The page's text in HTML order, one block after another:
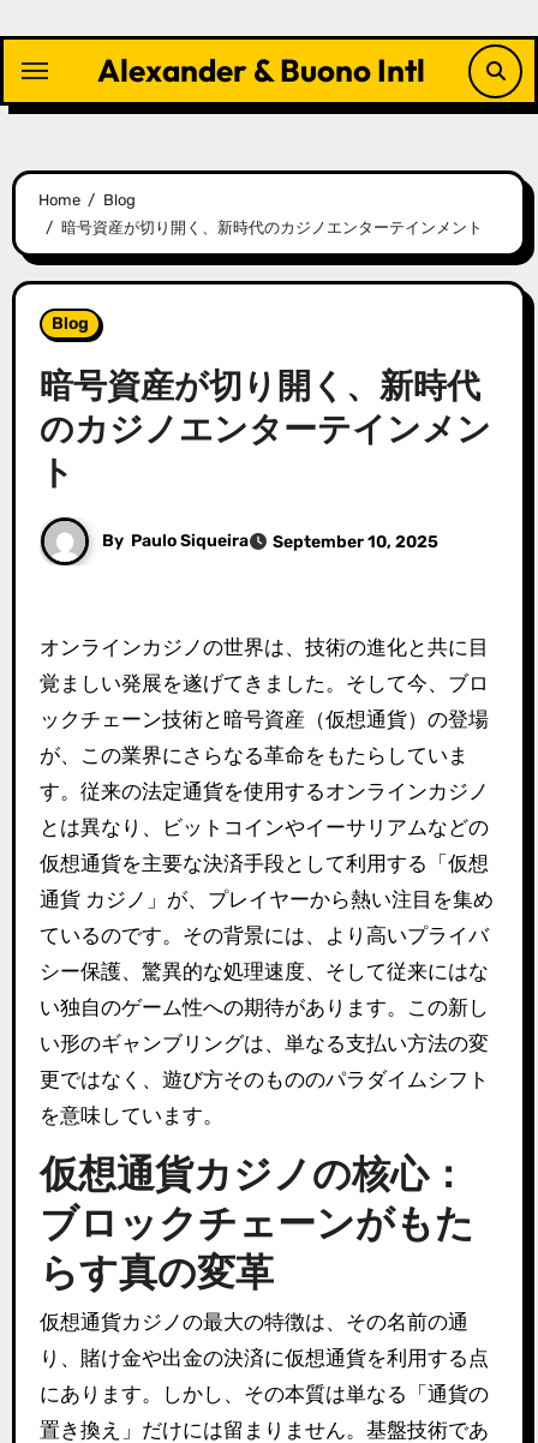
content
Alexander & Buono Intl
Home
Blog
暗号資産が切り開く、新時代のカジノエンターテインメント
Blog
暗号資産が切り開く、新時代
のカジノエンターテインメン
ト
By Paulo Siqueira September 10, 2025
オンラインカジノの世界は、技術の進化と共に目
覚ましい発展を遂げてきました。そして今、ブロ
ックチェーン技術と暗号資産（仮想通貨）の登場
が、この業界にさらなる革命をもたらしていま
す。従来の法定通貨を使用するオンラインカジノ
とは異なり、ビットコインやイーサリアムなどの
仮想通貨を主要な決済手段として利用する「仮想
通貨 カジノ」が、プレイヤーから熱い注目を集め
ているのです。その背景には、より高いプライバ
シー保護、驚異的な処理速度、そして従来にはな
い独自のゲーム性への期待があります。この新し
い形のギャンブリングは、単なる支払い方法の変
更ではなく、遊び方そのもののパラダイムシフト
を意味しています。
仮想通貨カジノの核心：
ブロックチェーンがもた
らす真の変革
仮想通貨カジノの最大の特徴は、その名前の通
り、賭け金や出金の決済に仮想通貨を利用する点
にあります。しかし、その本質は単なる「通貨の
置き換え」だけには留まりません。基盤技術であ